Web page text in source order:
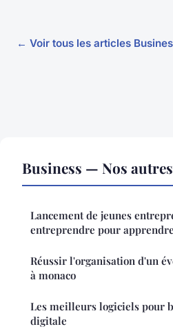
← Voir tous les articles
Business — Nos
Lancement de jeunes
entreprendre pour apprendre
Réussir l'organisation d'un
à monaco
Les meilleurs logiciels pour
digitale